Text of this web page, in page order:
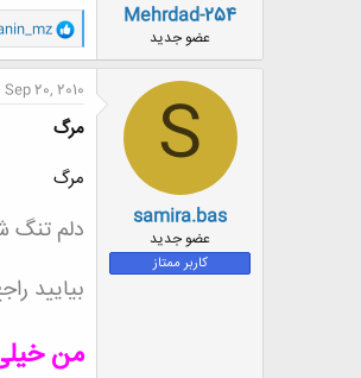
Mehrdad-254
عضو جدید
و
ا
ک
ش
S
samira.bas
عضو جدید
کاربر ممتاز
Sep 20, 2010
مرگ
مرگ
دلم تنگ
بیایید
من